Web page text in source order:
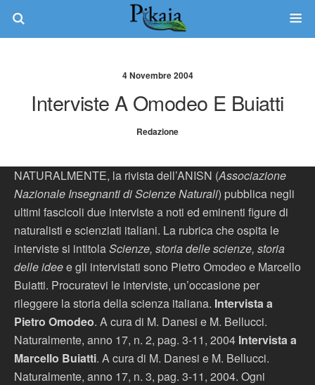
4 Novembre 2004
Interviste A Omodeo E Buiatti
Redazione
NATURALMENTE, la rivista dell’ANISN (Associazione
Nazionale Insegnanti di Scienze Naturali) pubblica negli
ultimi fascicoli due interviste a noti ed eminenti figure di
naturalisti e scienziati italiani. La rubrica che ospita le
interviste si intitolaScienze, storia delle scienze, storia
delle ideee gli intervistati sono Pietro Omodeo e Marcello
Buiatti. Procuratevi le interviste, un’occasione per
rileggere la storia della scienza italiana. Intervista a
Pietro Omodeo. A cura di M. Danesi e M. Bellucci.
Naturalmente, anno 17, n. 2, pag. 3-11, 2004 Intervista a
Marcello Buiatti. A cura di M. Danesi e M. Bellucci.
Naturalmente, anno 17, n. 3, pag. 3-11, 2004. Ogni